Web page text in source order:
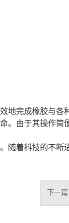
地完成橡胶与各
。由于其操作
随着科技的不
下一